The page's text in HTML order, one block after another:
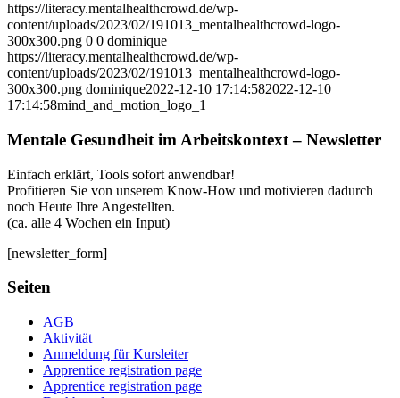
https://literacy.mentalhealthcrowd.de/wp-
content/uploads/2023/02/191013_mentalhealthcrowd-logo-
300x300.png 0 0 dominique
https://literacy.mentalhealthcrowd.de/wp-
content/uploads/2023/02/191013_mentalhealthcrowd-logo-
300x300.png dominique2022-12-10 17:14:582022-12-10
17:14:58mind_and_motion_logo_1
Mentale Gesundheit im Arbeitskontext – Newsletter
Einfach erklärt, Tools sofort anwendbar!
Profitieren Sie von unserem Know-How und motivieren dadurch
noch Heute Ihre Angestellten.
(ca. alle 4 Wochen ein Input)
[newsletter_form]
Seiten
AGB
Aktivität
Anmeldung für Kursleiter
Apprentice registration page
Apprentice registration page